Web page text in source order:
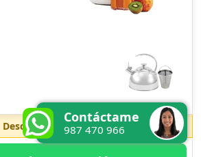
DesdeS/. 406/mes
Contáctame
987 470 966